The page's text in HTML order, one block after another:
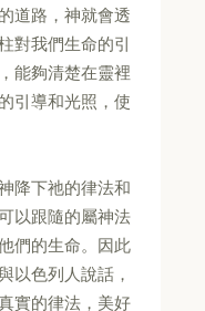
道路，神就會透
對我們生命的引
能夠清楚在靈裡
引導和光照，使
降下祂的律法和
以跟隨的屬神法
們的生命。因此
以色列人說話，
實的律法，美好